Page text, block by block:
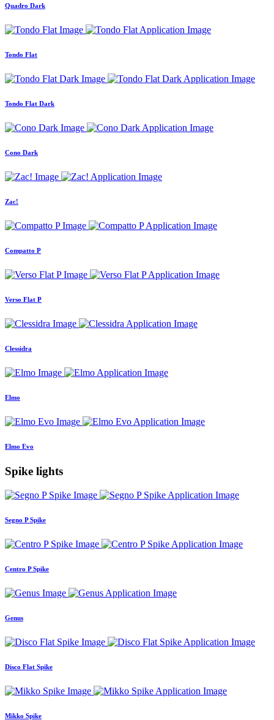
Quadro Dark
Tondo Flat
Tondo Flat Dark
Cono Dark
Zac!
Compatto P
Verso Flat P
Clessidra
Elmo
Elmo Evo
Spike lights
Segno P Spike
Centro P Spike
Genus
Disco Flat Spike
Mikko Spike